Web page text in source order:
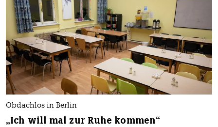
Obdachlos in Berlin
„Ich will mal zur Ruhe kommen“